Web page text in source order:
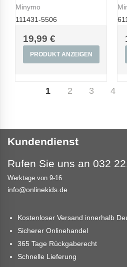
Minymo
111431-5506
19,99 €
PRODUKT ANZEIGEN
1 2 3 4
Kundendienst
Rufen Sie uns an 032
Werktage von 9-16
info@onlinekids.de
Kostenloser Versand innerhalb
Sicherer Onlinehandel
365 Tage Rückgaberecht
Schnelle Lieferung